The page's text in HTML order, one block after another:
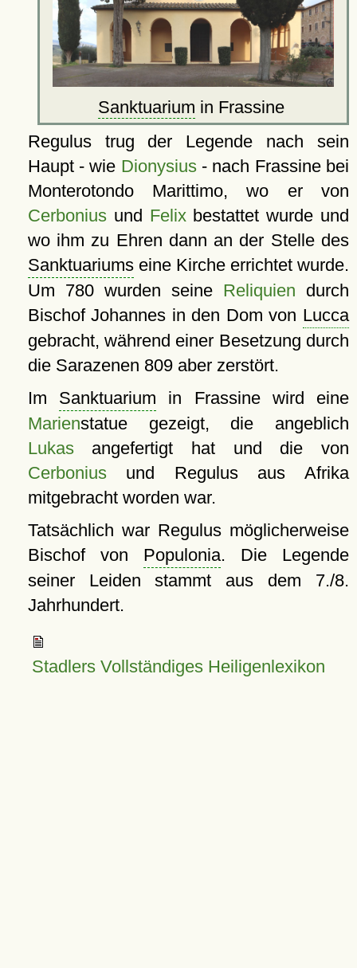
Sanktuarium in Frassine
Regulus trug der Legende nach sein
Haupt - wie Dionysius- nach Frassine bei
Monterotondo Marittimo, wo er von
Cerboniusund Felixbestattet wurde und
wo ihm zu Ehren dann an der Stelle des
Sanktuariumseine Kirche errichtet wurde.
Um 780 wurden seine Reliquien durch
Bischof Johannes in den Dom von Lucca
gebracht, während einer Besetzung durch
die Sarazenen 809 aber zerstört.
Im Sanktuarium in Frassine wird eine
Marienstatue gezeigt, die angeblich
Lukasangefertigt hat und die von
Cerboniusund Regulus aus Afrika
mitgebracht worden war.
Tatsächlich war Regulus möglicherweise
Bischof von Populonia. Die Legende
seiner Leiden stammt aus dem 7./8.
Jahrhundert.
Stadlers Vollständiges Heiligenlexikon